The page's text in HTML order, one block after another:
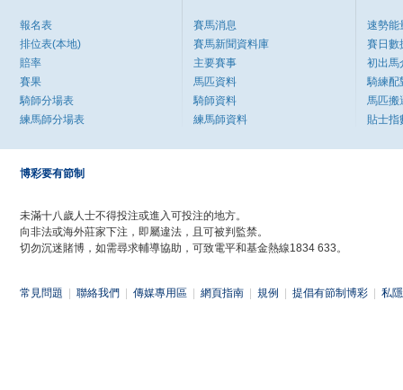
報名表
排位表(本地)
賠率
賽果
騎師分場表
練馬師分場表
賽馬消息
賽馬新聞資料庫
主要賽事
馬匹資料
騎師資料
練馬師資料
速勢能
賽日數
初出馬
騎練配
馬匹搬
貼士指
博彩要有節制
未滿十八歲人士不得投注或進入可投注的地方。
向非法或海外莊家下注，即屬違法，且可被判監禁。
切勿沉迷賭博，如需尋求輔導協助，可致電平和基金熱線1834 633。
常見問題 聯絡我們 傳媒專用區 網頁指南 規例 提倡有節制博彩 私